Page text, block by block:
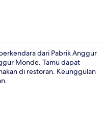
dari Pabrik Anggur
Monde. Tamu dapat
di restoran. Keunggulan